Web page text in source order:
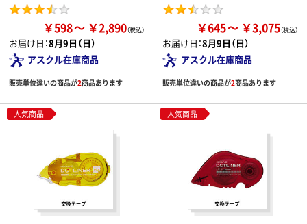
￥598 ￥2,890
お届け日：8月9日（日）
アスクル在庫商品
販売単位違いの商品が2商品あります
￥645 ￥3,075
お届け日：8月9日（日）
アスクル在庫商品
販売単位違いの商品が2商品あります
人気商品 人気商品